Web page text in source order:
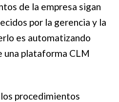
de la empresa sigan
por la gerencia y la
es automatizando
plataforma CLM
procedimientos